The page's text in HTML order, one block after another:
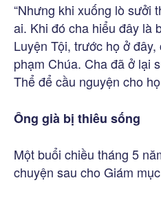
“Nhưng khi xuống lò sưởi
ai. Khi đó cha hiểu đây là
Luyện Tội, trước họ ở
phạm Chúa. Cha đã ở lại
Thể để cầu nguyện cho
Ông già bị thiêu sống
Một buổi chiều tháng 5
chuyện sau cho Giám